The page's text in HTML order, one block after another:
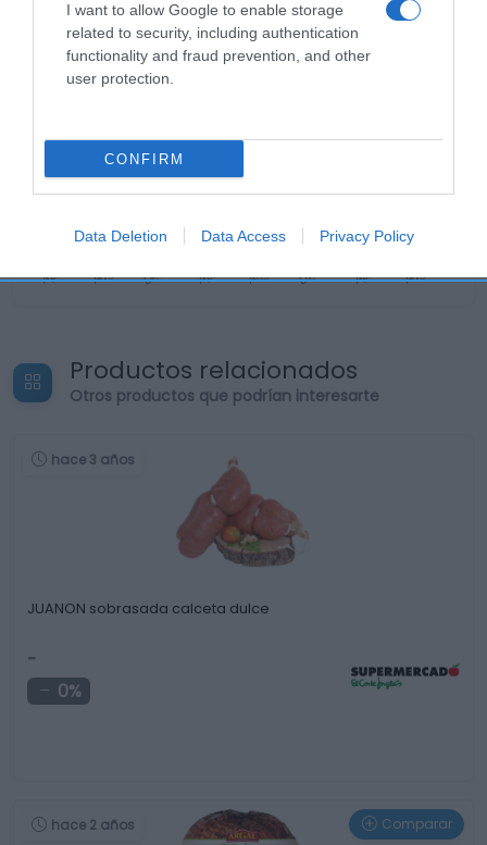
I want to allow Google to enable storage
related to security, including authentication
functionality and fraud prevention, and other
user protection.
CONFIRM
Data Deletion Data Access Privacy Policy
Productos relacionados
Otros productos que podrían interesarte
hace 3 años
JUANON sobrasada calceta dulce
-
0%
hace 2 años Comparar